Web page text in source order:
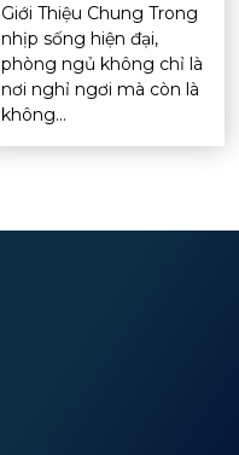
Giới Thiệu Chung Trong
nhịp sống hiện đại,
phòng ngủ không chỉ là
nơi nghỉ ngơi mà còn là
không...